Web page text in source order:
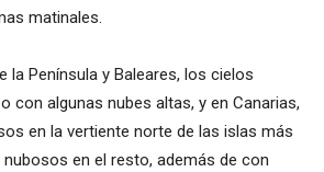
matinales.
la Península y Baleares, los cielos
con algunas nubes altas, y en Canarias,
en la vertiente norte de las islas más
en el resto, además de con